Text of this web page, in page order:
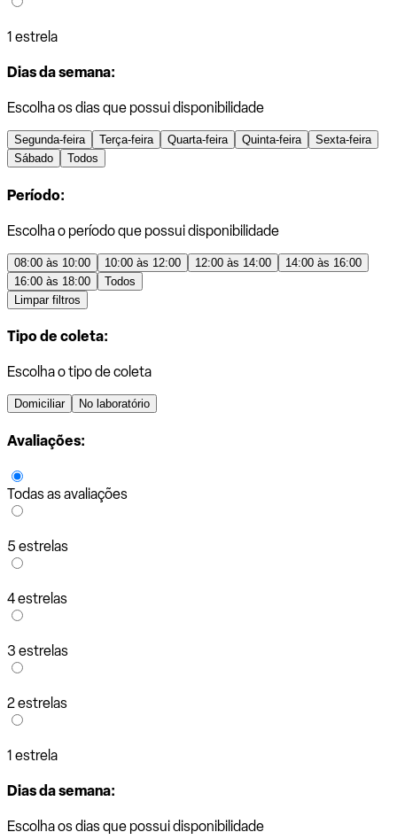
1 estrela
Dias da semana:
Escolha os dias que possui disponibilidade
Segunda-feira Terça-feira Quarta-feira Quinta-feira
Sexta-feira
Sábado
Todos
Período:
Escolha o período que possui disponibilidade
08:00 às 10:00 10:00 às 12:00 12:00 às 14:00
14:00 às 16:00
16:00 às 18:00
Todos
Limpar filtros
Tipo de coleta:
Escolha o tipo de coleta
Domiciliar No laboratório
Avaliações:
Todas as avaliações
5 estrelas
4 estrelas
3 estrelas
2 estrelas
1 estrela
Dias da semana:
Escolha os dias que possui disponibilidade